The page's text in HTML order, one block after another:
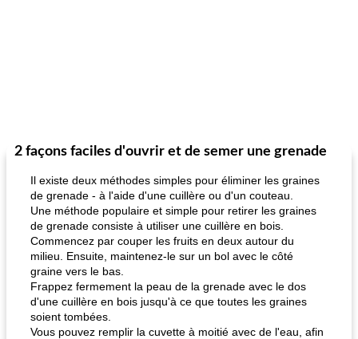
2 façons faciles d'ouvrir et de semer une grenade
Il existe deux méthodes simples pour éliminer les graines
de grenade - à l'aide d'une cuillère ou d'un couteau.
Une méthode populaire et simple pour retirer les graines
de grenade consiste à utiliser une cuillère en bois.
Commencez par couper les fruits en deux autour du
milieu. Ensuite, maintenez-le sur un bol avec le côté
graine vers le bas.
Frappez fermement la peau de la grenade avec le dos
d'une cuillère en bois jusqu'à ce que toutes les graines
soient tombées.
Vous pouvez remplir la cuvette à moitié avec de l'eau, afin